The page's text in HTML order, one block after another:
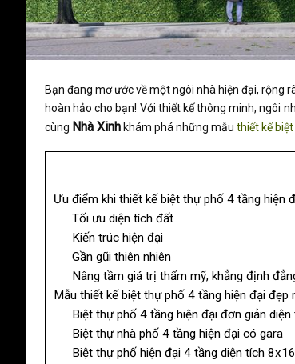
Bạn đang mơ ước về một ngôi nhà hiện đại, rộng
hoàn hảo cho bạn! Với thiết kế thông minh, ngôi
cùng Nhà Xinh khám phá những mẫu thiết kế
Ưu điểm khi thiết kế biệt thự phố 4 tầng hiện
Tối ưu diện tích đất
Kiến trúc hiện đại
Gần gũi thiên nhiên
Nâng tầm giá trị thẩm mỹ, khẳng định
Mẫu thiết kế biệt thự phố 4 tầng hiện đại đẹp
Biệt thự phố 4 tầng hiện đại đơn giản
Biệt thự nhà phố 4 tầng hiện đại có gara
Biệt thự phố hiện đại 4 tầng diện tích